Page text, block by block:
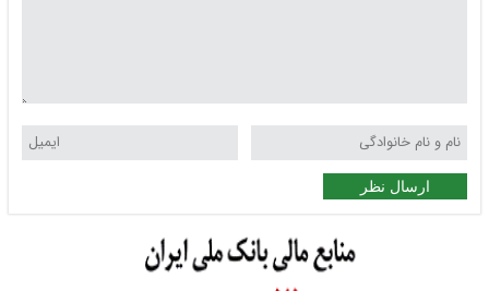
ارسال نظر